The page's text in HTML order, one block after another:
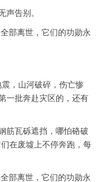
声告别。
，山河破碎，伤亡惨
一批奔赴灾区的，还有
筋瓦砾遮挡，哪怕硌破
在废墟上不停奔跑，每